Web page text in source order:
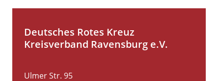
Deutsches Rotes Kreuz
Kreisverband Ravensburg e.V.
Ulmer Str. 95